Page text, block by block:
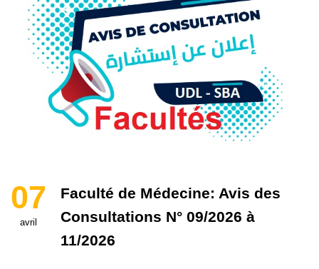
07
avril
Faculté de Médecine: Avis des
Consultations N° 09/2026 à
11/2026